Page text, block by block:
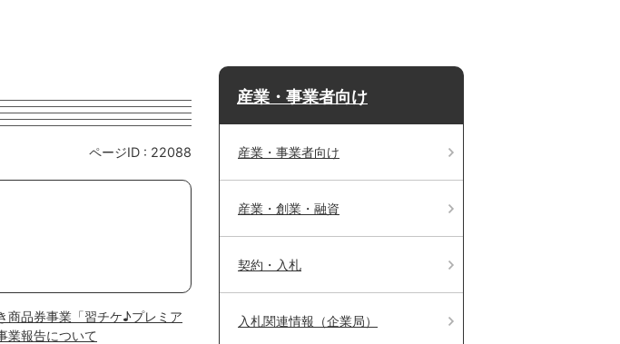
ページID : 22088
商品券事業「習チケ♪プレミア
業報告について
産業・事業者向け
産業・事業者向け
産業・創業・融資
契約・入札
入札関連情報（企業局）